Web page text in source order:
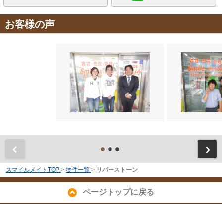
お客様の声
スマイルメイトTOP > 物件一覧 > リバーストーン
ページトップに戻る